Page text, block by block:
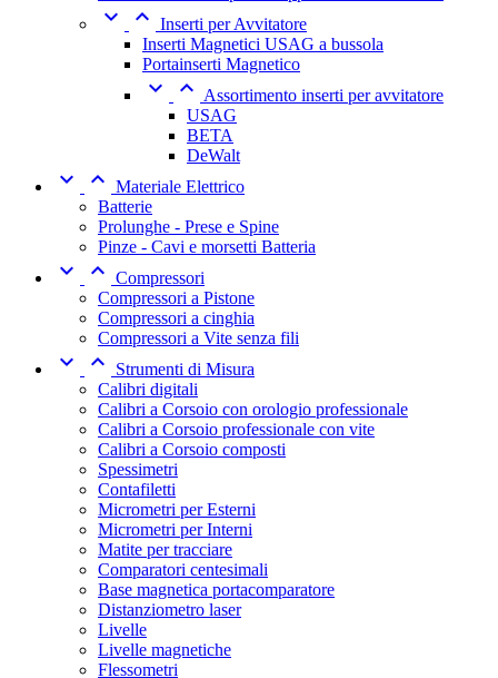
  Inserti per Avvitatore
Inserti Magnetici USAG a bussola
Portainserti Magnetico
  Assortimento inserti per avvitatore
USAG
BETA
DeWalt
  Materiale Elettrico
Batterie
Prolunghe - Prese e Spine
Pinze - Cavi e morsetti Batteria
  Compressori
Compressori a Pistone
Compressori a cinghia
Compressori a Vite senza fili
 
Strumenti di Misura
Calibri digitali
Calibri a Corsoio con orologio professionale
Calibri a Corsoio professionale con vite
Calibri a Corsoio composti
Spessimetri
Contafiletti
Micrometri per Esterni
Micrometri per Interni
Matite per tracciare
Comparatori centesimali
Base magnetica portacomparatore
Distanziometro laser
Livelle
Livelle magnetiche
Flessometri